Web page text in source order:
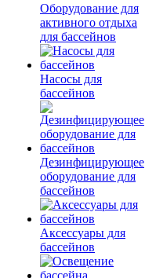
Оборудование для
активного отдыха
для бассейнов
Насосы для
бассейнов
Дезинфицирующее
оборудование для
бассейнов
Аксессуары для
бассейнов